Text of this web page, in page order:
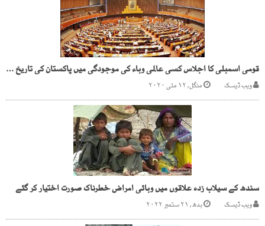
قومی اسمبلی کا اجلاس کسی عالمی وباء کی موجودگی میں پاکستان کی تاریخ میں پہلی مرتبہ منعقد
ویب ڈیسک منگل, ۱۲ مئی ۲۰۲۰
سندھ کے سیلاب زدہ علاقوں میں وبائی امراض خطرناک صورت اختیار کر گئے
ویب ڈیسک بدھ, ۲۱ ستمبر ۲۰۲۲